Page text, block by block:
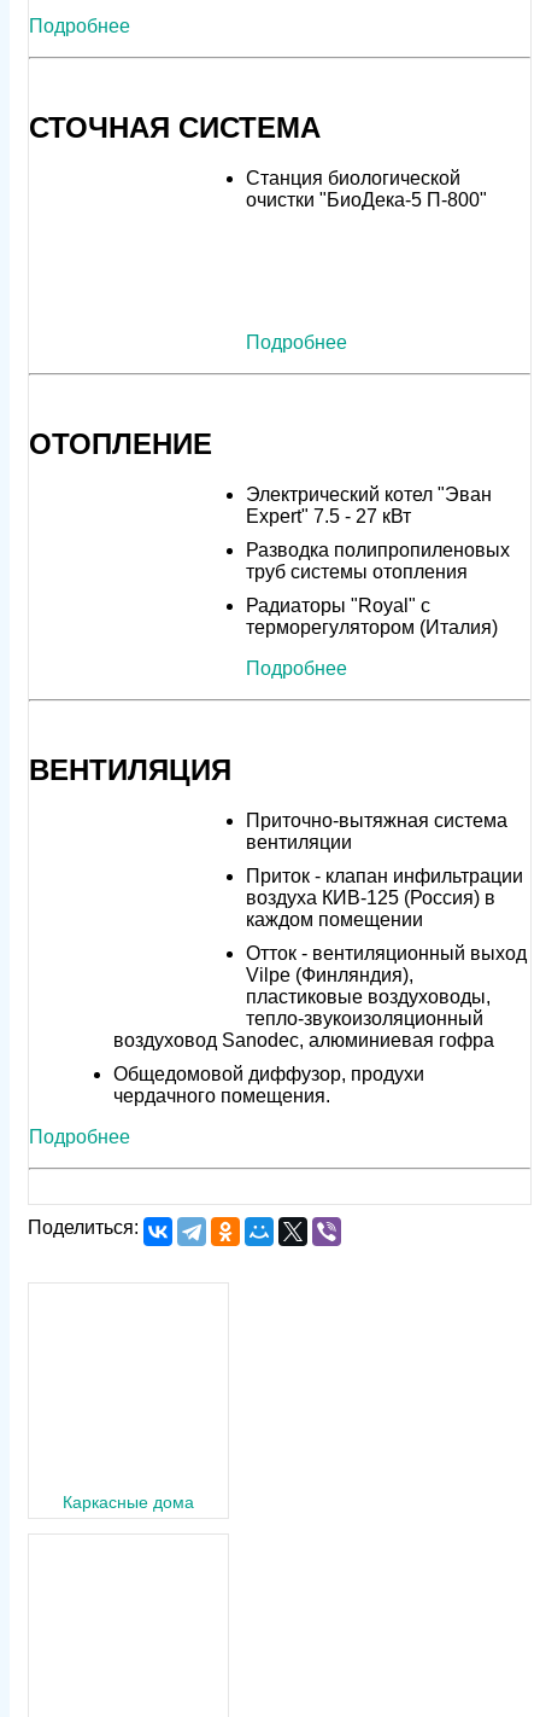
Каркасные дома
Подробнее
СТОЧНАЯ СИСТЕМА
Станция биологической
очистки "БиоДека-5 П-800"
Подробнее
ОТОПЛЕНИЕ
Электрический котел "Эван
Expert" 7.5 - 27 кВт
Разводка полипропиленовых
труб системы отопления
Радиаторы "Royal" с
терморегулятором (Италия)
Подробнее
ВЕНТИЛЯЦИЯ
Приточно-вытяжная система
вентиляции
Приток - клапан инфильтрации
воздуха КИВ-125 (Россия) в
каждом помещении
Отток - вентиляционный выход
Vilpe (Финляндия),
пластиковые воздуховоды,
тепло-звукоизоляционный
воздуховод Sanodec, алюминиевая гофра
Общедомовой диффузор, продухи
чердачного помещения.
Подробнее
Поделиться: